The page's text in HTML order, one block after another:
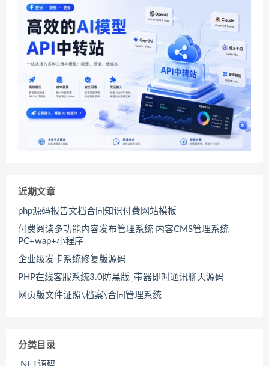
近期文章
php源码报告文档合同知识付费网站模板
付费阅读多功能内容发布管理系统 内容CMS管理系统
PC+wap+小程序
企业级发卡系统修复版源码
PHP在线客服系统3.0防黑版_带器即时通讯聊天源码
网页版文件证照\档案\合同管理系统
分类目录